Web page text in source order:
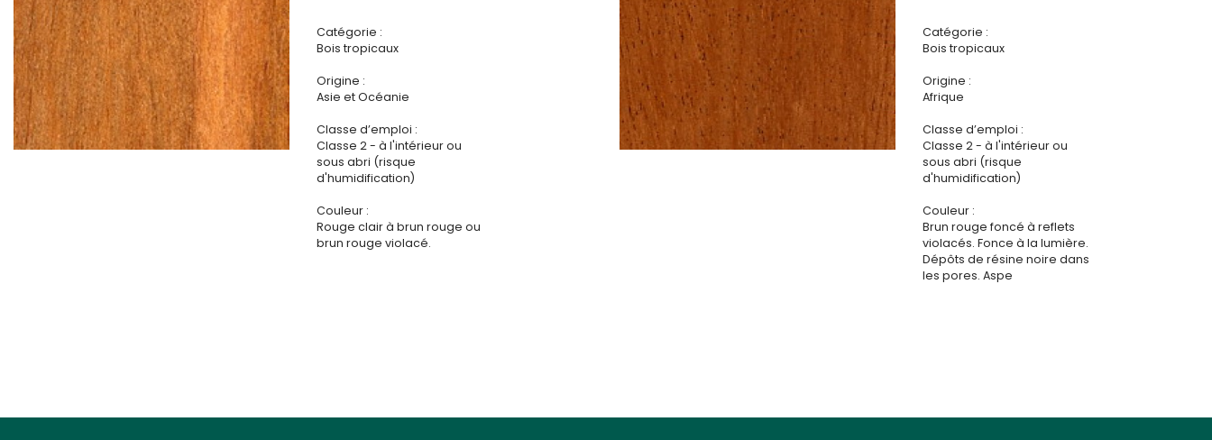
Catégorie :
Bois tropicaux
Origine :
Asie et Océanie
Classe d’emploi :
Classe 2 - à l'intérieur ou
sous abri (risque
d'humidification)
Couleur :
Rouge clair à brun rouge ou
brun rouge violacé.
Catégorie :
Bois tropicaux
Origine :
Afrique
Classe d’emploi :
Classe 2 - à l'intérieur ou
sous abri (risque
d'humidification)
Couleur :
Brun rouge foncé à reflets
violacés. Fonce à la lumière.
Dépôts de résine noire dans
les pores. Aspe